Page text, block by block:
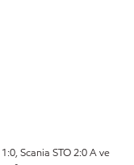
Scania STO 2:0 A ve